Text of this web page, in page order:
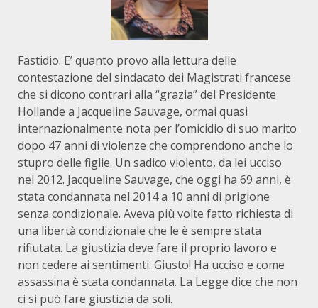
Fastidio. E’ quanto provo alla lettura delle
contestazione del sindacato dei Magistrati francese
che si dicono contrari alla “grazia” del Presidente
Hollande a Jacqueline Sauvage, ormai quasi
internazionalmente nota per l’omicidio di suo marito
dopo 47 anni di violenze che comprendono anche lo
stupro delle figlie. Un sadico violento, da lei ucciso
nel 2012. Jacqueline Sauvage, che oggi ha 69 anni, è
stata condannata nel 2014 a 10 anni di prigione
senza condizionale. Aveva più volte fatto richiesta di
una libertà condizionale che le è sempre stata
rifiutata. La giustizia deve fare il proprio lavoro e
non cedere ai sentimenti. Giusto! Ha ucciso e come
assassina è stata condannata. La Legge dice che non
ci si può fare giustizia da soli.